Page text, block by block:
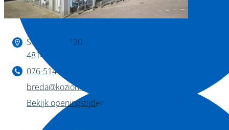
Binnen kijken?
Slingerweg 120
4814 AZ Breda
076-514 28 75
breda@kozion.nl
Bekijk openingstijden